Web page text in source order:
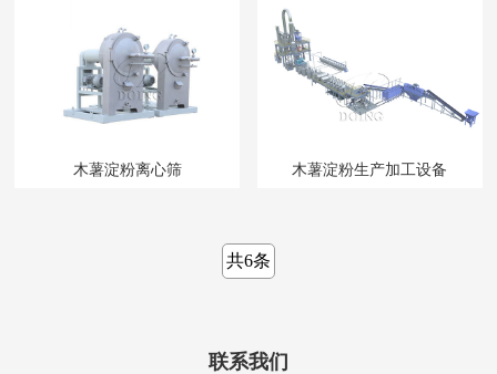
木薯淀粉离心筛 木薯淀粉生产加工设备
共6条
联系我们